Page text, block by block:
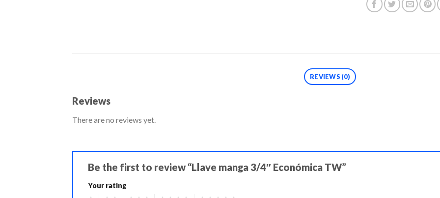
REVIEWS (0)
Reviews
There are no reviews yet.
Be the first to review “Llave manga 3/4″ Económica TW”
Your rating